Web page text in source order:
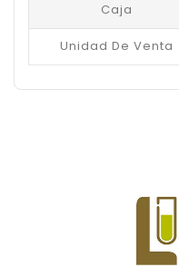
Caja
Unidad De Venta